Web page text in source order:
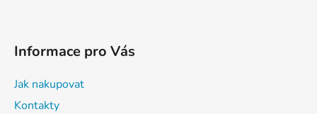
Informace pro Vás
Jak nakupovat
Kontakty